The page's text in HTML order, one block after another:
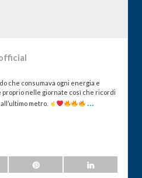
che consumava ogni energia e
proprio nelle giornate così che ricordi
metro.
...